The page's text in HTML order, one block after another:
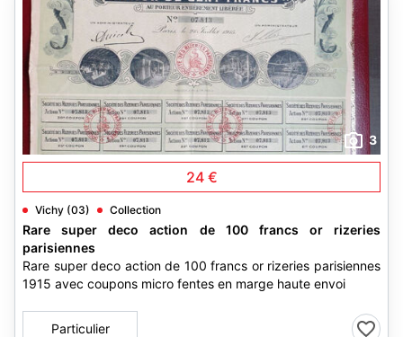
3
24 €
Vichy (03) Collection
Rare super deco action de 100 francs or rizeries
parisiennes
Rare super deco action de 100 francs or rizeries parisiennes
1915 avec coupons micro fentes en marge haute envoi
Particulier